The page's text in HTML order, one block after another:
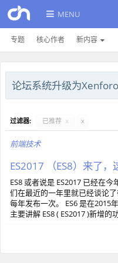
MENU
专题 核心作者 新内容
论坛系统升级为
过滤器: 已推荐 x x
前端技术
ES2017 （ES8）来了
ES8 或者说是 ES2017 已经在
们在最近的一年里就已经谈论
每年发布一次。 ES6 是在2015
主要讲解 ES8 ( ES2017 )新增的